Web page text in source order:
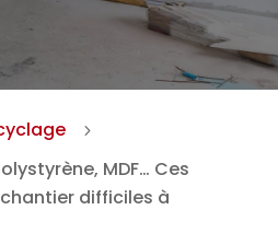
5
MDF… Ces
difficiles à